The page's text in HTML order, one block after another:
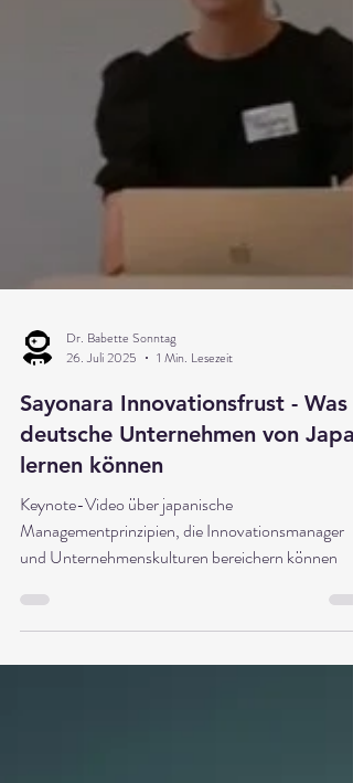
Dr. Babette Sonntag
26. Juli 2025
Sayonara Innovationsfrust - Was
deutsche Unternehmen von Japan
lernen können
Keynote-Video über japanische
Managementprinzipien, die Innovationsmanager